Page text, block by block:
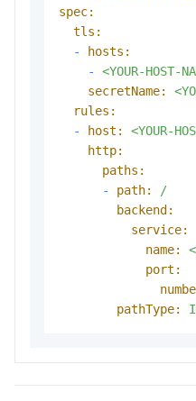
spec:
tls:
-
hosts:
-
<YOUR-HOST-
secretName:
rules:
-
host:
<YOUR-
http:
paths:
-
path:
/
backend:
service:
name:
port:
pathType: